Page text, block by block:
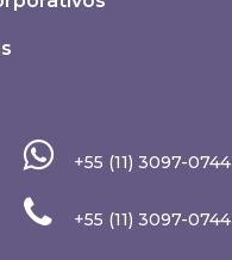
+55 (11) 3097-0744
+55 (11) 3097-0744